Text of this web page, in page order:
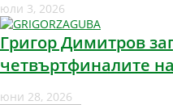
юли 3, 2026
Григор Димитров
четвъртфиналите
юни 28, 2026